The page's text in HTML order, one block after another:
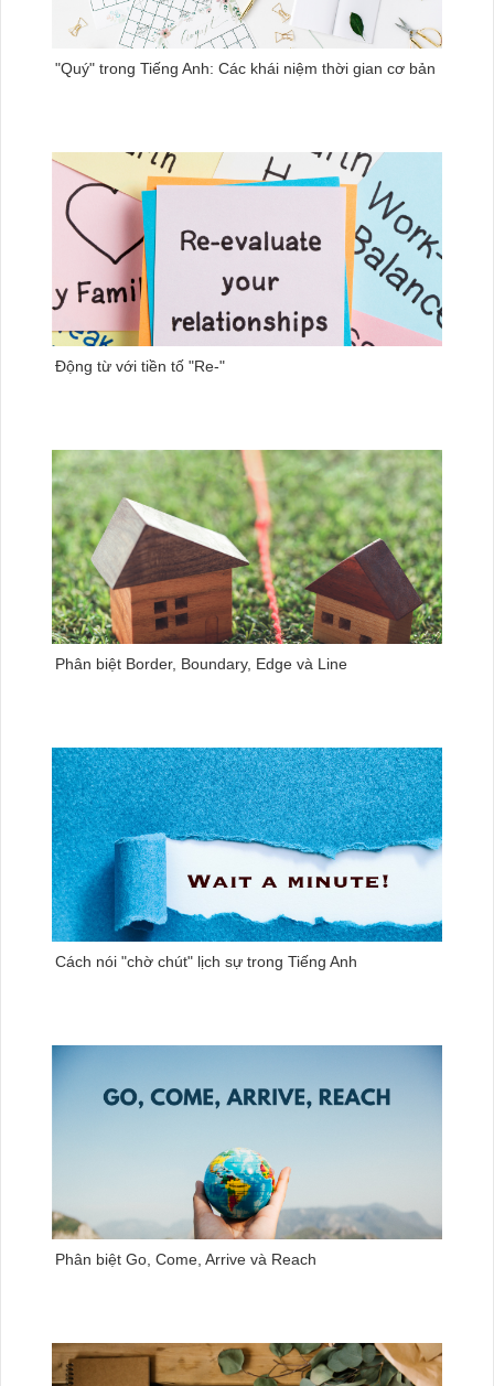
"Quý" trong Tiếng Anh: Các khái niệm thời gian cơ bản
Động từ với tiền tố "Re-"
Phân biệt Border, Boundary, Edge và Line
Cách nói "chờ chút" lịch sự trong Tiếng Anh
Phân biệt Go, Come, Arrive và Reach